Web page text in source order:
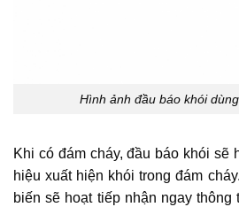
Hình ảnh đầu báo khói
Khi có đám cháy, đầu báo khói sẽ
hiệu xuất hiện khói trong đám
biến sẽ hoạt tiếp nhận ngay